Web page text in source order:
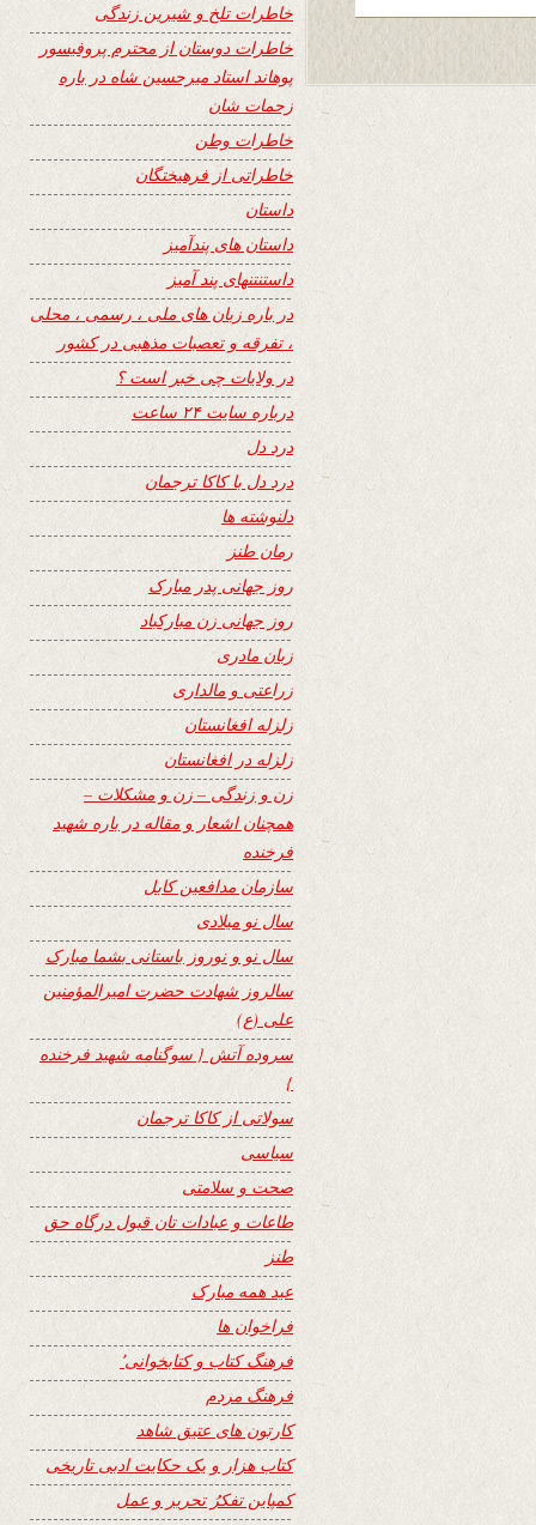
خاطرات تلخ و شیرین زندگی
خاطرات دوستان از محترم پروفیسور
پوهاند استاد میرحسین شاه در باره
زحمات شان
خاطرات وطن
خاطراتی از فرهیختگان
داستان
داستان های پندآمیز
داستنتنهای پند آمیز
در باره زبان های ملی ، رسمی ، محلی
، تفرقه و تعصبات مذهبی در کشور
در ولایات چی خبر است ؟
درباره سایت ۲۴ ساعت
درد دل
درد دل با کاکا ترجمان
دلنوشته ها
رمان طنز
روز جهانی پدر مبارک
روز جهانی زن مبارکباد
زبان مادری
زراعتی و مالداری
زلزله افغانستان
زلزله در افغانستان
زن و زندگی – زن و مشکلات –
همچنان اشعار و مقاله در باره شهید
فرخنده
سازمان مدافعین کابل
سال نو میلادی
سال نو و نوروز باستانی بشما مبارک
سالروز شهادت حضرت امیرالمؤمنین
علی (ع)
سروده آتش { سوگنامه شهید فرخنده
}
سولاتی از کاکا ترجمان
سیاسی
صحت و سلامتی
طاعات و عبادات تان قبول درگاه حق
طنز
عید همه مبارک
فراخوان ها
فرهنگ کتاب و کتابخوانی٬
فرهنگ مردم
کارتون های عتیق شاهد
کتاب هزار و یک حکایت ادبی تاریخی
کمپاین تفکرُ تحریر و عمل